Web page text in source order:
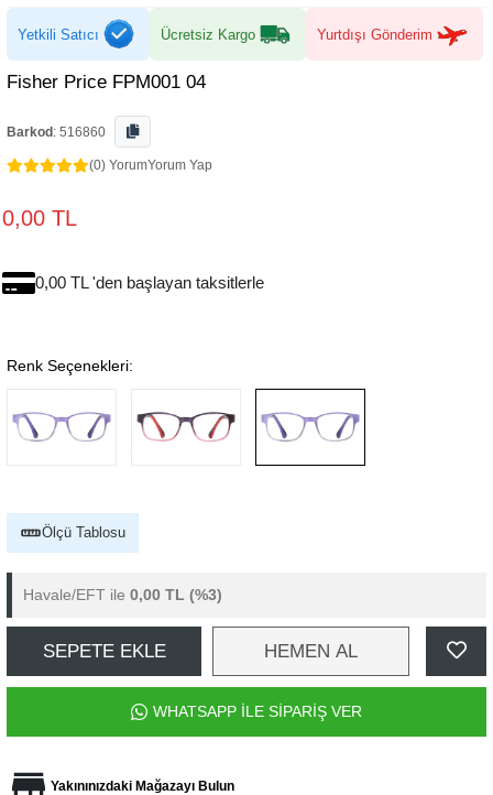
Yetkili Satıcı Ücretsiz Kargo Yurtdışı Gönderim
Fisher Price FPM001 04
Barkod : 516860
(0) YorumYorum Yap
0,00 TL
0,00 TL 'den başlayan taksitlerle
Renk Seçenekleri:
Ölçü Tablosu
Havale/EFT ile 0,00 TL (%3)
SEPETE EKLE HEMEN AL
WHATSAPP İLE SİPARİŞ VER
Yakınınızdaki Mağazayı Bulun